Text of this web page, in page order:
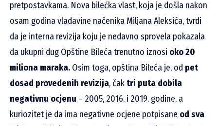
pretpostavkama. Nova bilećka vlast, koja je došla nakon
osam godina vladavine načenika Miljana Aleksića, tvrdi
da je interna revizija koju je nedavno sprovela pokazala
da ukupni dug Opštine Bileća trenutno iznosi oko 20
miliona maraka. Osim toga, opština Bileća je, od pet
dosad provedenih revizija, čak tri puta dobila
negativnu ocjenu – 2005, 2016. i 2019. godine, a
kuriozitet je da ima negativne ocjene potpisane od sva